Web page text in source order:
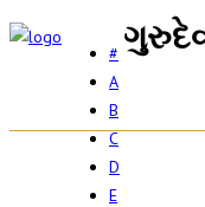
#
A
B
C
D
E